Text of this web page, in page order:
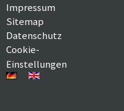
Impressum
Sitemap
Datenschutz
Cookie-
Einstellungen